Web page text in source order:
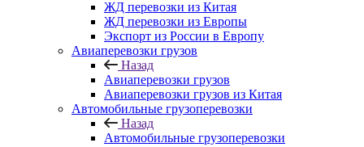
ЖД перевозки из Китая
ЖД перевозки из Европы
Экспорт из России в Европу
Авиаперевозки грузов
Назад
Авиаперевозки грузов
Авиаперевозки грузов из Китая
Автомобильные грузоперевозки
Назад
Автомобильные грузоперевозки